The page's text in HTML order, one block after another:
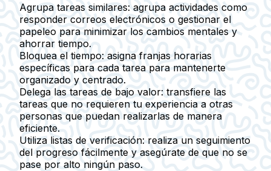
Agrupa tareas similares: agrupa actividades como
responder correos electrónicos o gestionar el
papeleo para minimizar los cambios mentales y
ahorrar tiempo.
Bloquea el tiempo: asigna franjas horarias
específicas para cada tarea para mantenerte
organizado y centrado.
Delega las tareas de bajo valor: transfiere las
tareas que no requieren tu experiencia a otras
personas que puedan realizarlas de manera
eficiente.
Utiliza listas de verificación: realiza un seguimiento
del progreso fácilmente y asegúrate de que no se
pase por alto ningún paso.